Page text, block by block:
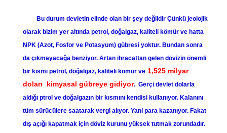
Bu durum devletin elinde olan bir şey değildir Çünkü jeolojik
olarak bizim yer altında petrol, doğalgaz, kaliteli kömür ve hatta
NPK (Azot, Fosfor ve Potasyum) gübresi yoktur. Bundan sonra
da çıkmayacağa benziyor. Artan ihracattan gelen dövizin önemli
bir kısmı petrol, doğalgaz, kaliteli kömür ve 1,525 milyar
doları kimyasal gübreye gidiyor. Gerçi devlet dolarla
aldığı ptrol ve doğalgazın bir kısmını kendisi kullanıyor. Kalanını
tüm sürücülere saatarak vergi alıyor. Yani para kazanıyor. Fakat
dış açığı kapatmak için döviz kurunu yüksek tutmak zorundadır.